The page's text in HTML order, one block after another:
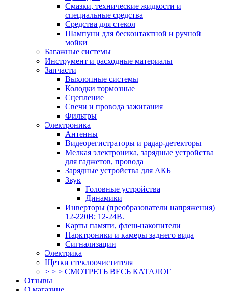
Смазки, технические жидкости и
специальные средства
Средства для стекол
Шампуни для бесконтактной и ручной
мойки
Багажные системы
Инструмент и расходные материалы
Запчасти
Выхлопные системы
Колодки тормозные
Сцепление
Свечи и провода зажигания
Фильтры
Электроника
Антенны
Видеорегистраторы и радар-детекторы
Мелкая электроника, зарядные устройства
для гаджетов, провода
Зарядные устройства для АКБ
Звук
Головные устройства
Динамики
Инверторы (преобразователи напряжения)
12-220В; 12-24В.
Карты памяти, флеш-накопители
Парктроники и камеры заднего вида
Сигнализации
Электрика
Щетки стеклоочистителя
> > > СМОТРЕТЬ ВЕСЬ КАТАЛОГ
Отзывы